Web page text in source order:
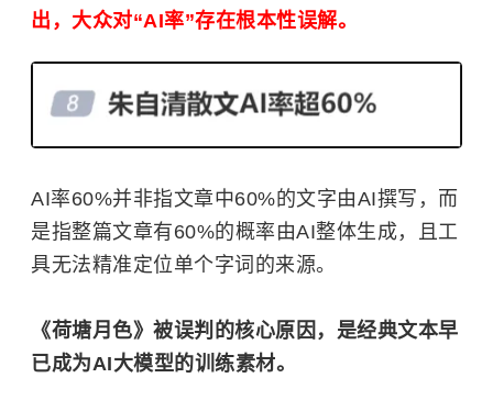
出，大众对“AI率”存在根本性误解。
AI率60%并非指文章中60%的文字由AI撰写，而
是指整篇文章有60%的概率由AI整体生成，且工
具无法精准定位单个字词的来源。
《荷塘月色》被误判的核心原因，是经典文本早
已成为AI大模型的训练素材。